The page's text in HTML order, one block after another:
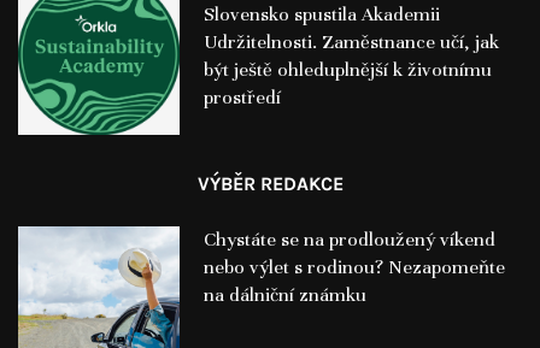
Slovensko spustila Akademii
Udržitelnosti. Zaměstnance učí, jak
být ještě ohleduplnější k životnímu
prostředí
VÝBĚR REDAKCE
Chystáte se na prodloužený víkend
nebo výlet s rodinou? Nezapomeňte
na dálniční známku